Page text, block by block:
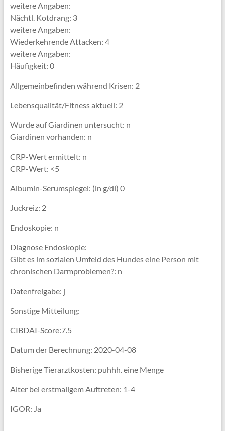
weitere Angaben:
Nächtl. Kotdrang: 3
weitere Angaben:
Wiederkehrende Attacken: 4
weitere Angaben:
Häufigkeit: 0
Allgemeinbefinden während Krisen: 2
Lebensqualität/Fitness aktuell: 2
Wurde auf Giardinen untersucht: n
Giardinen vorhanden: n
CRP-Wert ermittelt: n
CRP-Wert: <5
Albumin-Serumspiegel: (in g/dl) 0
Juckreiz: 2
Endoskopie: n
Diagnose Endoskopie:
Gibt es im sozialen Umfeld des Hundes eine Person mit
chronischen Darmproblemen?: n
Datenfreigabe: j
Sonstige Mitteilung:
CIBDAI-Score:7.5
Datum der Berechnung: 2020-04-08
Bisherige Tierarztkosten: puhhh. eine Menge
Alter bei erstmaligem Auftreten: 1-4
IGOR: Ja